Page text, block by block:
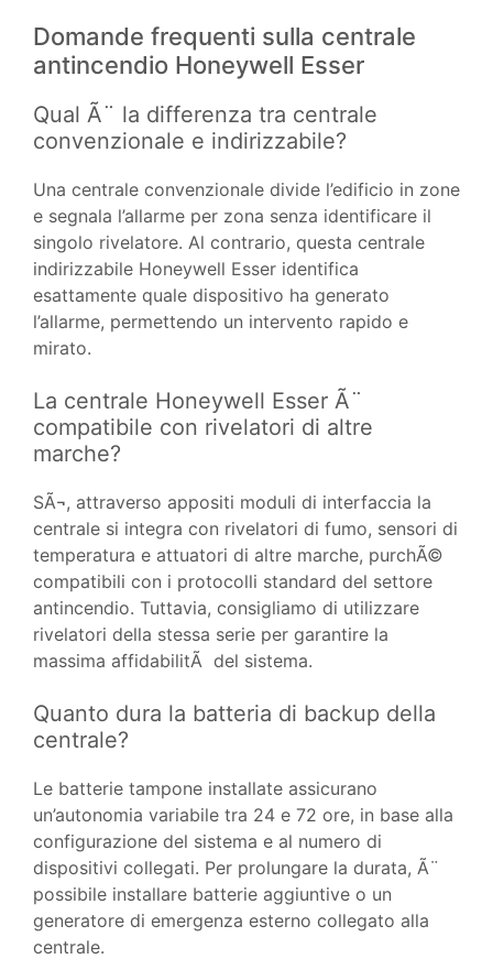
Domande frequenti sulla centrale
antincendio Honeywell Esser
Qual Ã¨ la differenza tra centrale
convenzionale e indirizzabile?
Una centrale convenzionale divide l’edificio in zone
e segnala l’allarme per zona senza identificare il
singolo rivelatore. Al contrario, questa centrale
indirizzabile Honeywell Esser identifica
esattamente quale dispositivo ha generato
l’allarme, permettendo un intervento rapido e
mirato.
La centrale Honeywell Esser Ã¨
compatibile con rivelatori di altre
marche?
SÃ¬, attraverso appositi moduli di interfaccia la
centrale si integra con rivelatori di fumo, sensori di
temperatura e attuatori di altre marche, purchÃ©
compatibili con i protocolli standard del settore
antincendio. Tuttavia, consigliamo di utilizzare
rivelatori della stessa serie per garantire la
massima affidabilitÃ del sistema.
Quanto dura la batteria di backup della
centrale?
Le batterie tampone installate assicurano
un’autonomia variabile tra 24 e 72 ore, in base alla
configurazione del sistema e al numero di
dispositivi collegati. Per prolungare la durata, Ã¨
possibile installare batterie aggiuntive o un
generatore di emergenza esterno collegato alla
centrale.